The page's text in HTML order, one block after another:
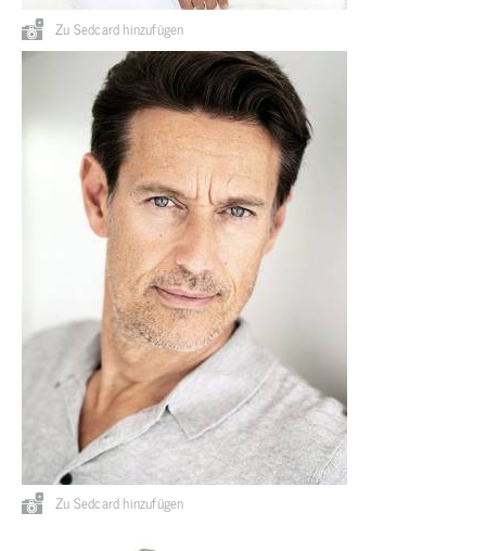
Zu Sedcard hinzufügen
Zu Sedcard hinzufügen